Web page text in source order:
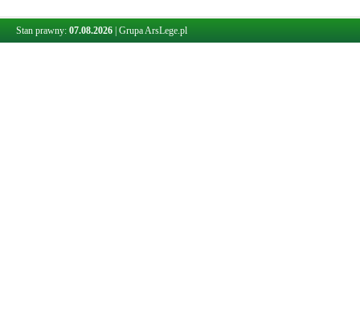
Stan prawny: 07.08.2026 Grupa ArsLege.pl